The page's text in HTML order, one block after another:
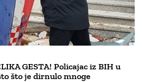
GESTA! Policajac iz BIH u
što je dirnulo mnoge